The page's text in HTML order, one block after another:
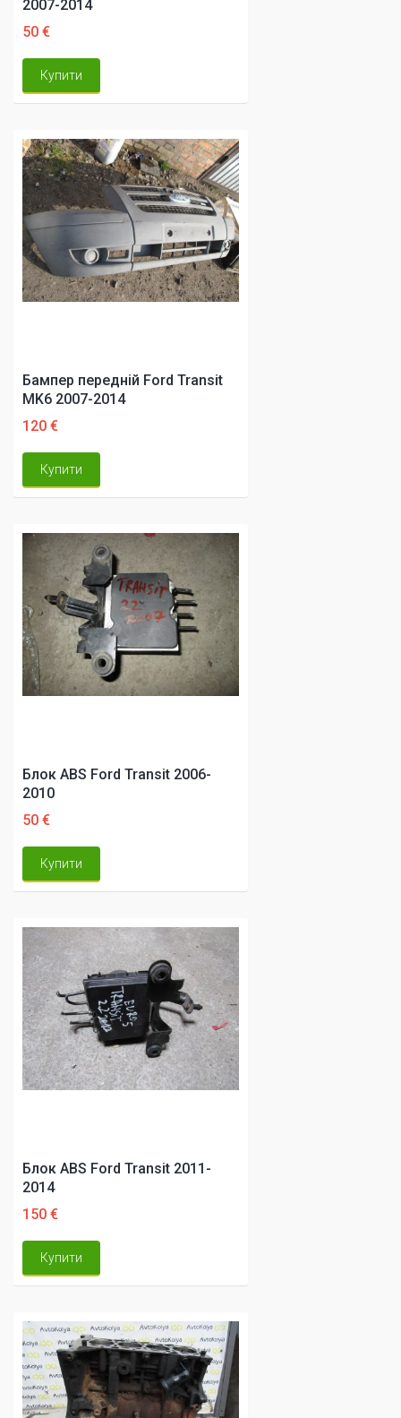
2007-2014
50 €
Купити
Бампер передній Ford Transit
MK6 2007-2014
120 €
Купити
Блок ABS Ford Transit 2006-
2010
50 €
Купити
Блок ABS Ford Transit 2011-
2014
150 €
Купити